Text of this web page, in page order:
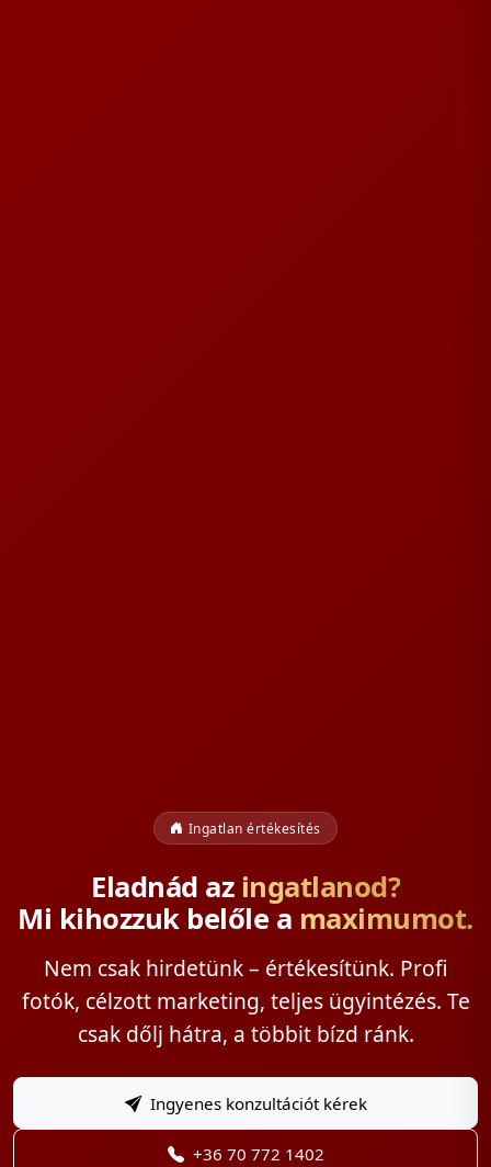
Ingatlan értékesítés
Eladnád az ingatlanod?
Mi kihozzuk belőle a maximumot.
Nem csak hirdetünk – értékesítünk. Profi
fotók, célzott marketing, teljes ügyintézés. Te
csak dőlj hátra, a többit bízd ránk.
Ingyenes konzultációt kérek
+36 70 772 1402